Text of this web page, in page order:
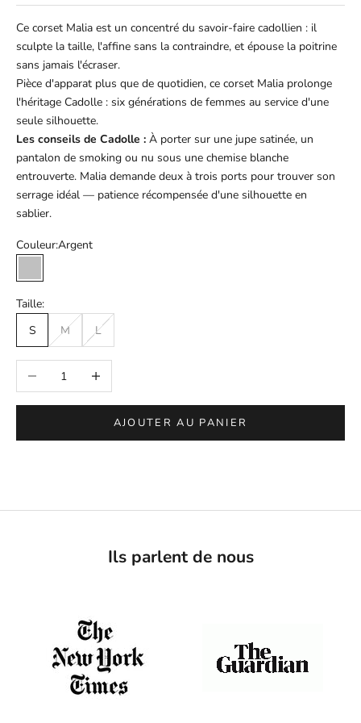
Ce corset Malia est un concentré du savoir-faire cadollien : il
sculpte la taille, l'affine sans la contraindre, et épouse la poitrine
sans jamais l'écraser.
Pièce d'apparat plus que de quotidien, ce corset Malia prolonge
l'héritage Cadolle : six générations de femmes au service d'une
seule silhouette.
Les conseils de Cadolle : À porter sur une jupe satinée, un
pantalon de smoking ou nu sous une chemise blanche
entrouverte. Malia demande deux à trois ports pour trouver son
serrage idéal — patience récompensée d'une silhouette en
sablier.
Couleur:Argent
Argent
Taille:
S
M L
Diminuer la quantitéAugmenter la quantité
AJOUTER AU PANIER
Ils parlent de nous